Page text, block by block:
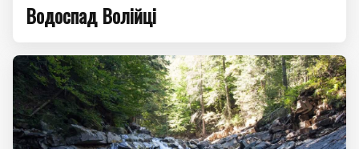
Водоспад Волійці